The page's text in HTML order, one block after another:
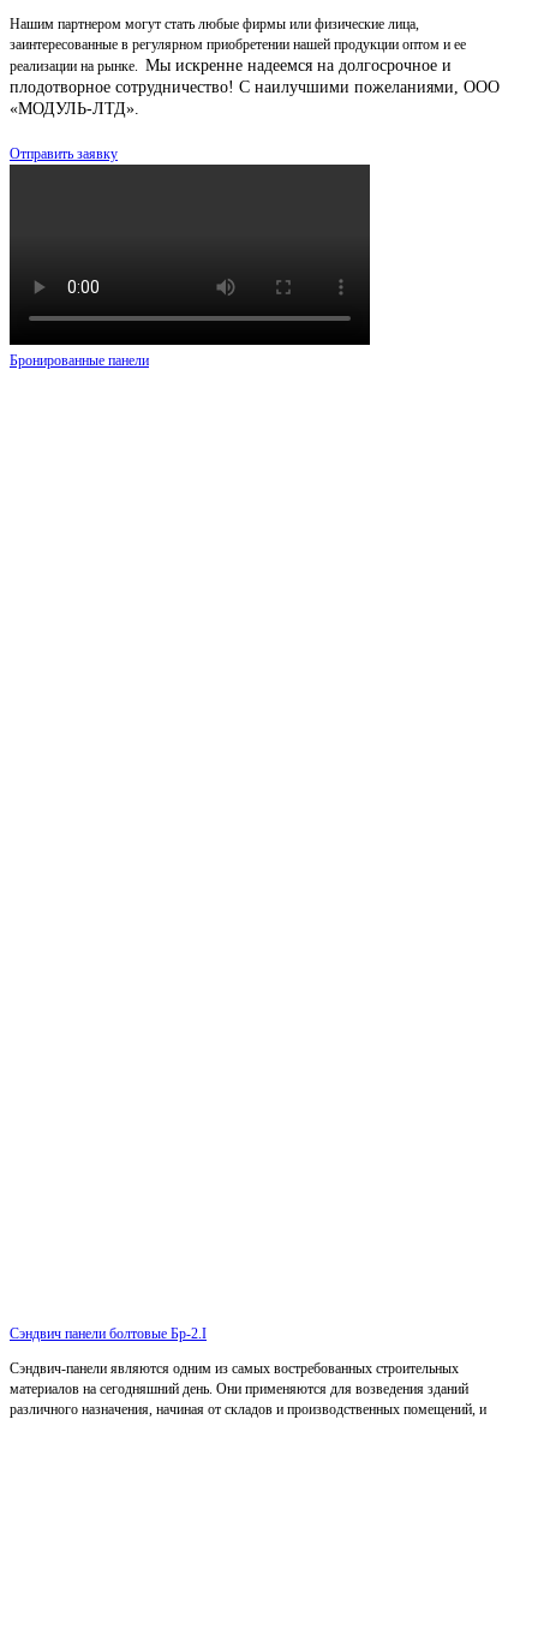
Нашим партнером могут стать любые фирмы или физические лица,
заинтересованные в регулярном приобретении нашей продукции оптом и ее
реализации на рынке. Мы искренне надеемся на долгосрочное и
плодотворное сотрудничество! С наилучшими пожеланиями, ООО
«МОДУЛЬ-ЛТД».
Отправить заявку
Бронированные панели
Сэндвич панели болтовые Бр-2.I
Сэндвич-панели являются одним из самых востребованных строительных
материалов на сегодняшний день. Они применяются для возведения зданий
различного назначения, начиная от складов и производственных помещений, и